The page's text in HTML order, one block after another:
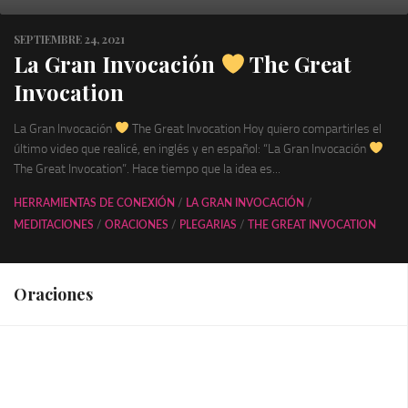
SEPTIEMBRE 24, 2021
La Gran Invocación
The Great
Invocation
La Gran Invocación
The Great Invocation Hoy quiero compartirles el
último video que realicé, en inglés y en español: “La Gran Invocación
The Great Invocation”. Hace tiempo que la idea es...
HERRAMIENTAS DE CONEXIÓN / LA GRAN INVOCACIÓN /
MEDITACIONES / ORACIONES / PLEGARIAS / THE GREAT INVOCATION
Oraciones